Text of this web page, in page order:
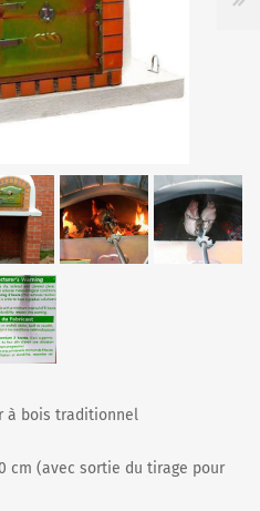
à bois traditionnel
cm (avec sortie du tirage pour